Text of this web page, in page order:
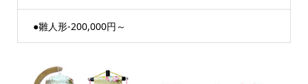
●雛人形-200,000円～